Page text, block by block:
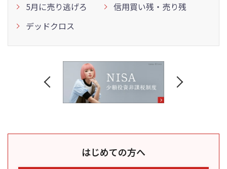
5月に売り逃げろ
信用買い残・売り残
デッドクロス
はじめての方へ